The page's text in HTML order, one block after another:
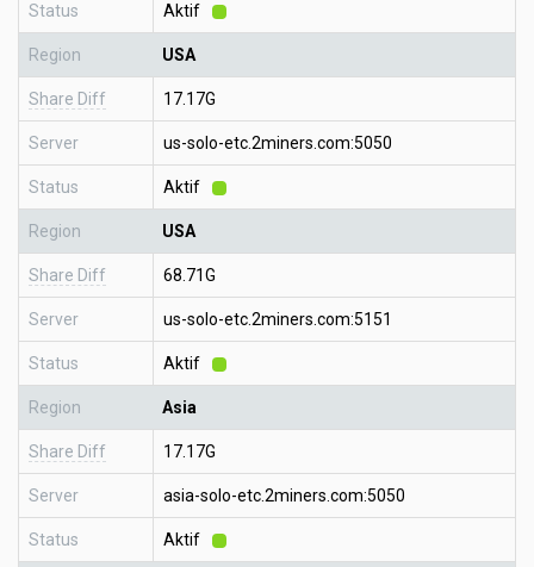
Status Aktif
Region USA
Share Diff 17.17G
Server us-solo-etc.2miners.com:5050
Status Aktif
Region USA
Share Diff 68.71G
Server us-solo-etc.2miners.com:5151
Status Aktif
Region Asia
Share Diff 17.17G
Server asia-solo-etc.2miners.com:5050
Status Aktif